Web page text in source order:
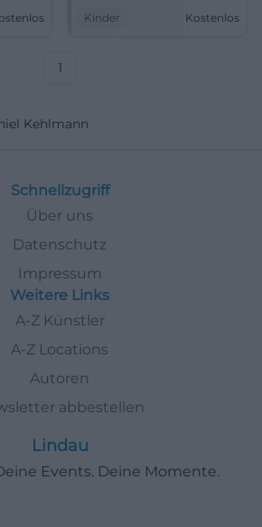
lädt Kinder zum Ausprobieren
Kinder Kostenlos
1
Kehlmann
Schnellzugriff
Über uns
Datenschutz
Impressum
Weitere Links
A-Z Künstler
A-Z Locations
Autoren
abbestellen
Lindau
Events. Deine Momente.